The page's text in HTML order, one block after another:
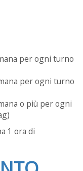
per ogni turno
per ogni turno
o più per ogni
1 ora di